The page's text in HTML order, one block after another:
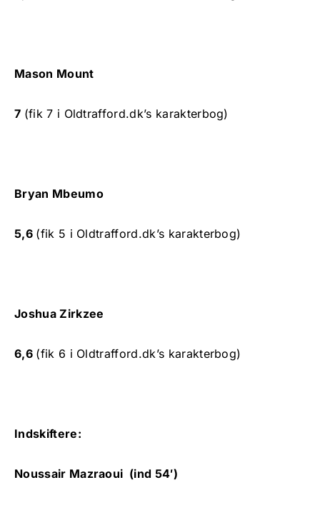
Mason Mount
7 (fik 7 i Oldtrafford.dk’s karakterbog)
Bryan Mbeumo
5,6 (fik 5 i Oldtrafford.dk’s karakterbog)
Joshua Zirkzee
6,6 (fik 6 i Oldtrafford.dk’s karakterbog)
Indskiftere:
Noussair Mazraoui (ind 54′)